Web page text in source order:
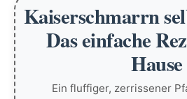
Kaiserschmarrn
Das einfache
Hause
Ein fluffiger, zerrissener